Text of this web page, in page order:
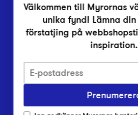
Integritetsskyddspolicy
Har du frågor om onlineköp, leverans eller
Välkommen till Myrornas
unika fynd! Lämna
förstatjing på
inspiration.